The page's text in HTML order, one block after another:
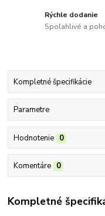
Rýchle dodanie
Spoľahlivé a
Kompletné špecifikácie
Parametre
Hodnotenie 0
Komentáre 0
Kompletné